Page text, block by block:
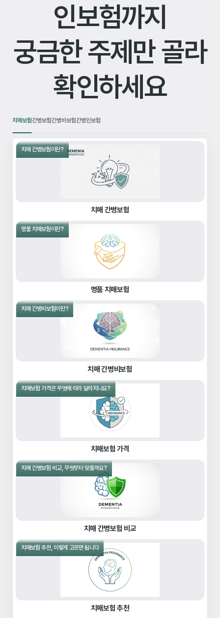
인보험까지
궁금한 주제만 골라
확인하세요
치매보험간병보험간병비보험간병인보험
치매 간병보험이란?
치매 간병보험
명품 치매보험이란?
명품 치매보험
치매 간병비보험이란?
치매 간병비보험
치매보험 가격은 무엇에 따라 달라지나요?
치매보험 가격
치매 간병보험 비교, 무엇부터 맞출까요?
치매 간병보험 비교
치매보험 추천, 이렇게 고르면 됩니다
치매보험 추천